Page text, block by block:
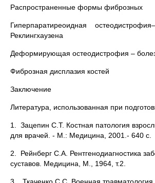
Распространенные формы фиброзных
Гиперпаратиреоидная
Реклингхаузена
Деформирующая остеодистрофия –
Фиброзная дисплазия костей
Заключение
Литература, использованная при
1. Зацепин С.Т. Костная патология
для врачей. - М.: Медицина, 2001.- 640 с.
2. Рейнберг С.А. Рентгенодиагностика
суставов. Медицина, М., 1964, т.2.